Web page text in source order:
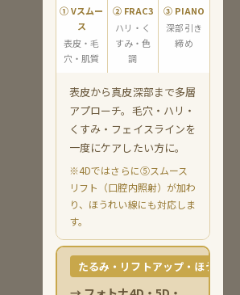
① Vスムー
ス
表皮・毛
穴・肌質
② FRAC3
ハリ・く
すみ・色
調
③ PIANO
深部引き
締め
表皮から真皮深部まで多層
アプローチ。毛穴・ハリ・
くすみ・フェイスラインを
一度にケアしたい方に。
※4Dではさらに⑤スムース
リフト（口腔内照射）が加わ
り、ほうれい線にも対応しま
す。
たるみ・リフトアップ・ほうれい線